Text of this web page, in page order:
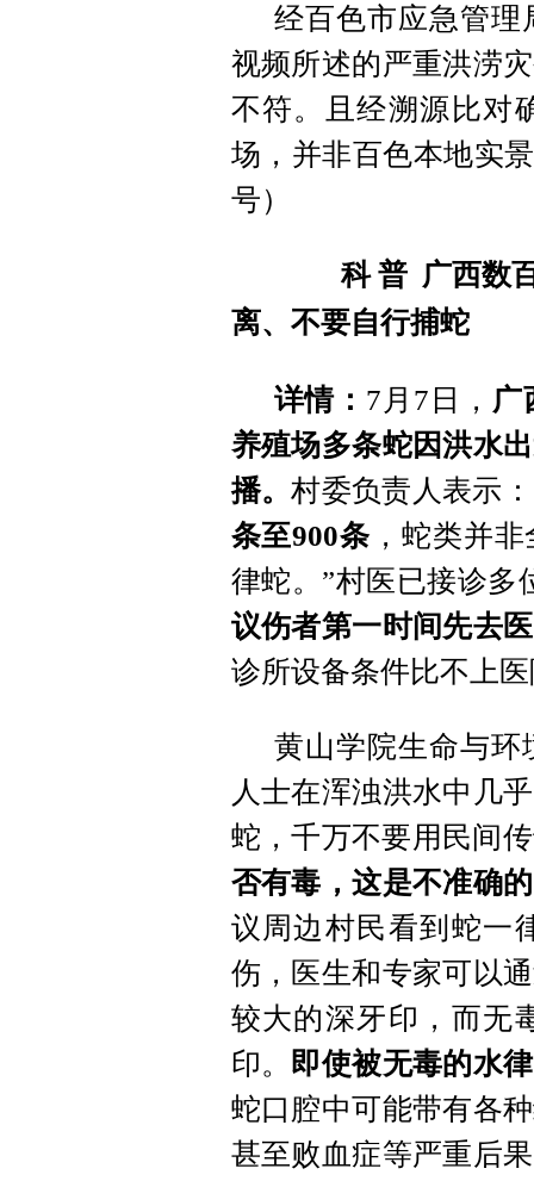
经百色市应急管理
视频所述的严重洪涝
不符。且经溯源比对
场，并非百色本地实
号）
科 普 广西数百
离、不要自行捕蛇
详情： 7月7日， 广
养殖场多条蛇因洪水
播。村委负责人表示
条至900条 ，蛇类并
律蛇。”村医已接诊多
议伤者第一时间先去
诊所设备条件比不上医
黄山学院生命与环
人士在浑浊洪水中几
蛇，千万不要用民间
否有毒，这是不准确
议周边村民看到蛇一
伤，医生和专家可以
较大的深牙印，而无
印。 即使被无毒的水
蛇口腔中可能带有各
甚至败血症等严重后